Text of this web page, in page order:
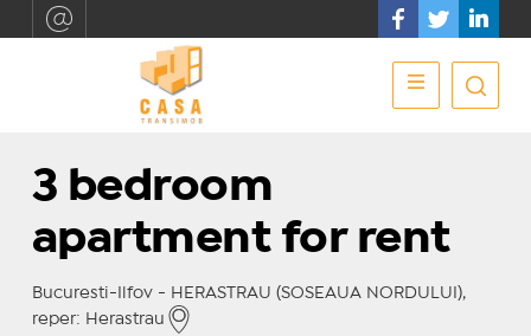
3 bedroom
apartment for rent
Bucuresti-Ilfov - HERASTRAU (SOSEAUA NORDULUI),
reper: Herastrau